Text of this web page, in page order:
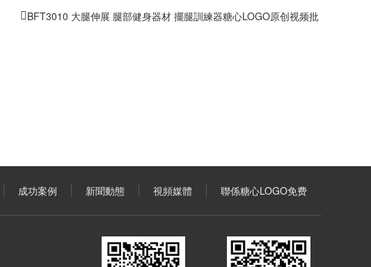
BFT3010 大腿伸展 腿部健身器材 擺腿訓練器糖心LOGO原创视频批
成功案例 新聞動態 視頻媒體 聯係糖心LOGO免费